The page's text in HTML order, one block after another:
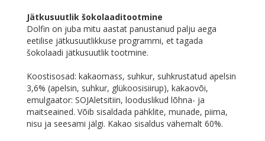
Jätkusuutlik šokolaaditootmine
Dolfin on juba mitu aastat panustanud palju aega
eetilise jätkusuutlikkuse programmi, et tagada
šokolaadi jätkusuutlik tootmine.
Koostisosad: kakaomass, suhkur, suhkrustatud apelsin
3,6% (apelsin, suhkur, glükoosisiirup), kakaovõi,
emulgaator: SOJAletsitiin, looduslikud lõhna- ja
maitseained. Võib sisaldada pähklite, munade, piima,
nisu ja seesami jälgi. Kakao sisaldus vähemalt 60%.